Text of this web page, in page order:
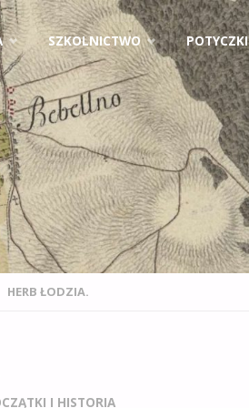
SZKOLNICTWO POTYCZKI
HERB ŁODZIA.
I HISTORIA